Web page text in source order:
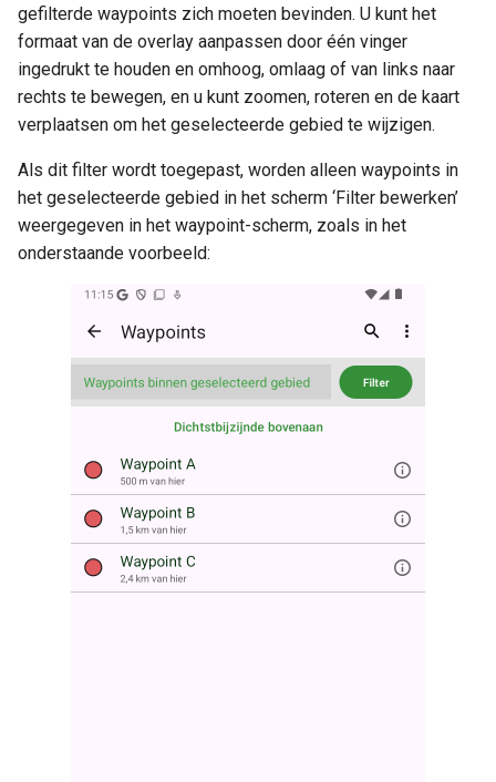
gefilterde waypoints zich moeten bevinden. U kunt het
formaat van de overlay aanpassen door één vinger
ingedrukt te houden en omhoog, omlaag of van links naar
rechts te bewegen, en u kunt zoomen, roteren en de kaart
verplaatsen om het geselecteerde gebied te wijzigen.
Als dit filter wordt toegepast, worden alleen waypoints in
het geselecteerde gebied in het scherm ‘Filter bewerken’
weergegeven in het waypoint-scherm, zoals in het
onderstaande voorbeeld: